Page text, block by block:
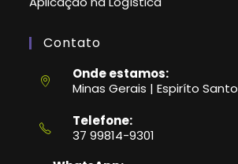
Contato
Onde estamos:
Minas Gerais | Espiríto Santo
Telefone:
37 99814-9301
em